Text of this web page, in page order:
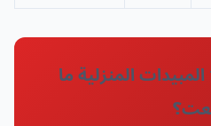
المنزلية ما